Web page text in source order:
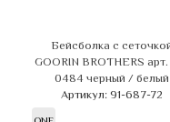
Бейсболка с
GOORIN BROTHERS арт.
0484 черный / белый
Артикул: 91-687-72